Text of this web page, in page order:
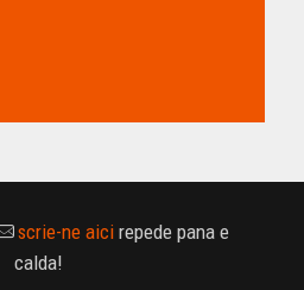
scrie-ne aici repede pana e
calda!